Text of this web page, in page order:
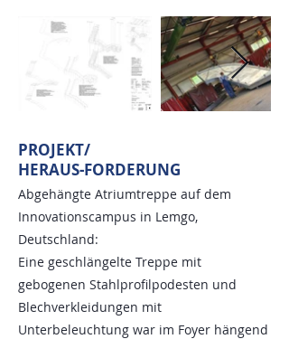
PROJEKT/
HERAUS-FORDERUNG
Abgehängte Atriumtreppe auf dem
Innovationscampus in Lemgo,
Deutschland:
Eine geschlängelte Treppe mit
gebogenen Stahlprofilpodesten und
Blechverkleidungen mit
Unterbeleuchtung war im Foyer hängend